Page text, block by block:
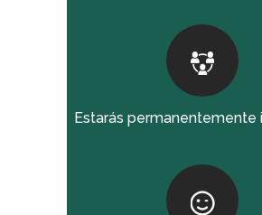
Estarás permanentemente